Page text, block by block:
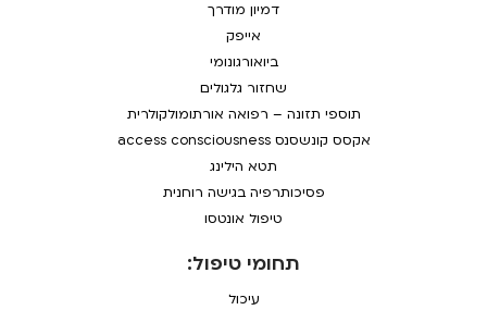
תחומי טיפול:
עיכול
דמיון מודרך
אייפק
ביואורגונומי
שחזור גלגולים
תוספי תזונה – רפואה אורתומולקולרית
אקסס קונשסנס access consciousness
תטא הילינג
פסיכותרפיה בגישה רוחנית
טיפול אונטסו